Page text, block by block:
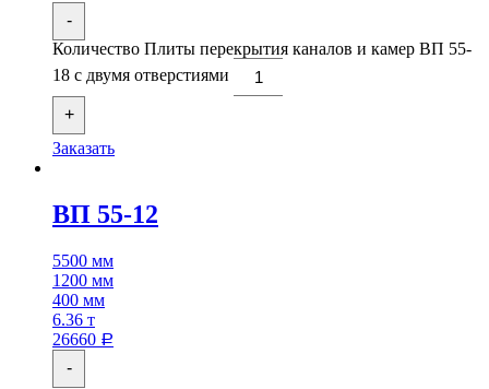
-
Количество Плиты перекрытия каналов и камер ВП 55-
18 с двумя отверстиями
+
Заказать
ВП 55-12
5500 мм
1200 мм
400 мм
6.36 т
26660 Р
-